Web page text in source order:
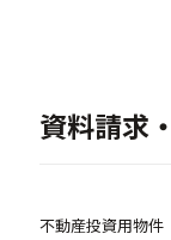
資料請求
不動産投資用物件